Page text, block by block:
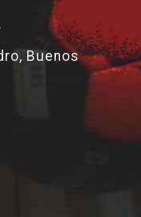
Buenos